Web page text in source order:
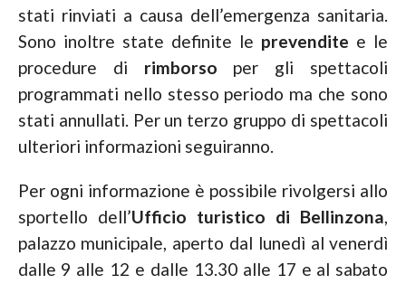
stati rinviati a causa dell’emergenza sanitaria.
Sono inoltre state definite le prevendite e le
procedure di rimborso per gli spettacoli
programmati nello stesso periodo ma che sono
stati annullati. Per un terzo gruppo di spettacoli
ulteriori informazioni seguiranno.
Per ogni informazione è possibile rivolgersi allo
sportello dell’Ufficio turistico di Bellinzona,
palazzo municipale, aperto dal lunedì al venerdì
dalle 9 alle 12 e dalle 13.30 alle 17 e al sabato